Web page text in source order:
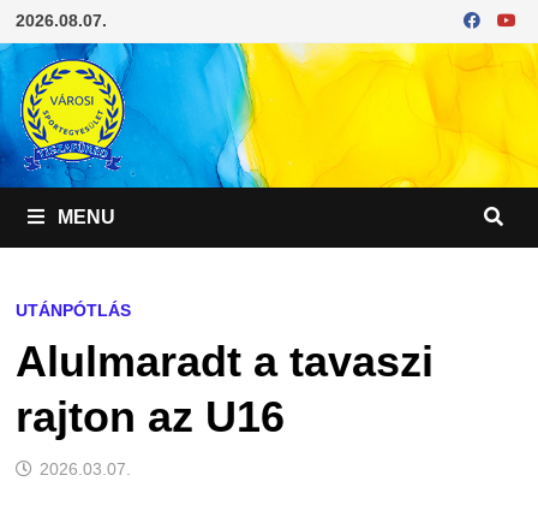
Skip
to
content
2026.08.07.
MENU
UTÁNPÓTLÁS
Alulmaradt a tavaszi
rajton az U16
2026.03.07.